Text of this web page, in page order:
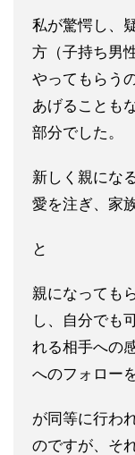
私が驚愕し、
方（子持ち男性
やってもらう
あげることも
部分でした。
新しく親にな
愛を注ぎ、家
と
親になっても
し、自分でも
れる相手への
へのフォロー
が同等に行わ
のですが、そ